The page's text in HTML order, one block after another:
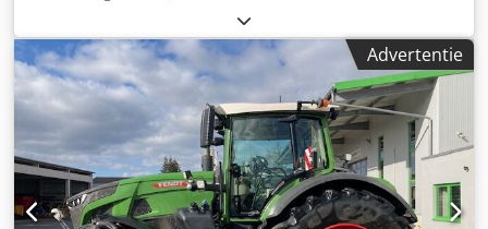
Advertentie